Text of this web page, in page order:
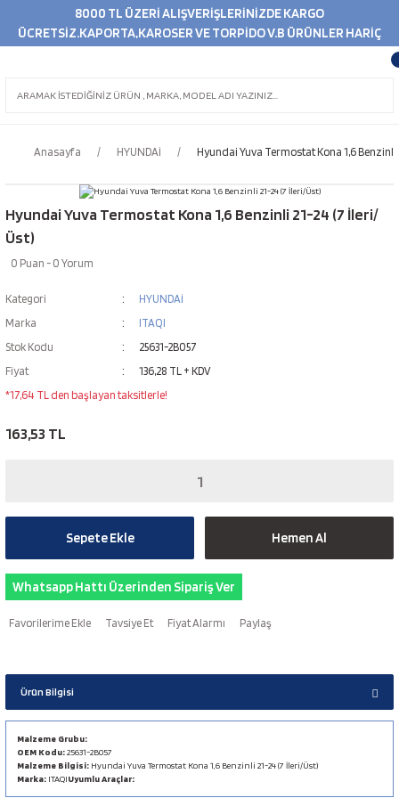
8000 TL ÜZERİ ALIŞVERİŞLERİNİZDE KARGO
ÜCRETSİZ.KAPORTA,KAROSER VE TORPİDO V.B ÜRÜNLER HARİÇ
Anasayfa HYUNDAİ Hyundai Yuva Termostat Kona 1,6 Benzinli
Hyundai Yuva Termostat Kona 1,6 Benzinli 21-24 (7 İleri/
Üst)
0 Puan - 0 Yorum
Kategori
HYUNDAİ
Marka
ITAQI
Stok Kodu
25631-2B057
Fiyat
136,28 TL + KDV
*17,64 TL den başlayan taksitlerle!
163,53 TL
Sepete Ekle Hemen Al
Whatsapp Hattı Üzerinden Sipariş Ver
Tavsiye Et Fiyat Alarmı Paylaş
Ürün Bilgisi
Malzeme Grubu:
OEM Kodu:25631-2B057
Malzeme Bilgisi: Hyundai Yuva Termostat Kona 1,6 Benzinli 21-24 (7 İleri/Üst)
Marka: ITAQIUyumlu Araçlar: